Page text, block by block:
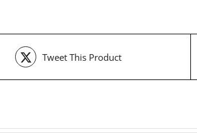
Tweet This Product